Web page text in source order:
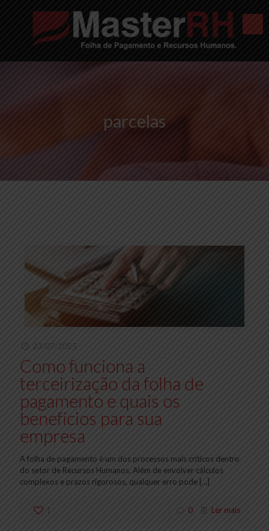
parcelas
23/07/2025
Como funciona a
terceirização da folha de
pagamento e quais os
benefícios para sua
empresa
A folha de pagamento é um dos processos mais críticos dentro
do setor de Recursos Humanos. Além de envolver cálculos
complexos e prazos rigorosos, qualquer erro pode […]
1 0 Ler mais